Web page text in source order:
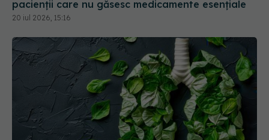
pacienții care nu găsesc medicamente esențiale
20 iul 2026, 15:16